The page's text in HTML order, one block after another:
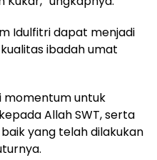
Idulfitri dapat menjadi
ibadah umat
momentum untuk
Allah SWT, serta
yang telah dilakukan